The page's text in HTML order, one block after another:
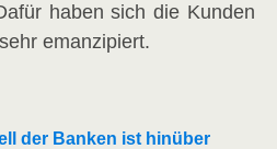
haben sich die Kun­den
emanzipiert.
der Ban­ken ist hin­über